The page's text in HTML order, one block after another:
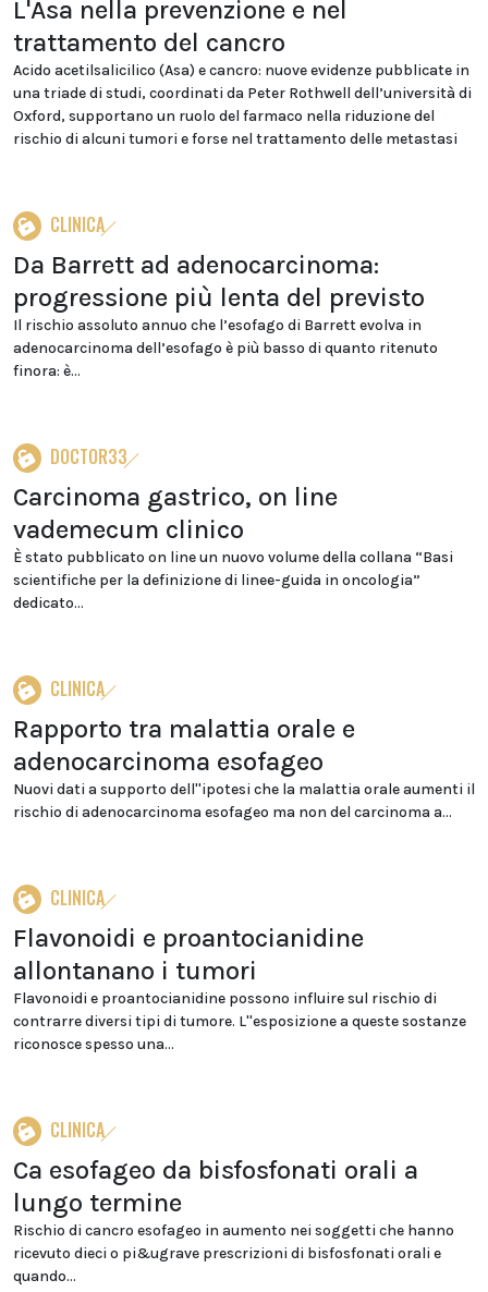
L'Asa nella prevenzione e nel
trattamento del cancro
Acido acetilsalicilico (Asa) e cancro: nuove evidenze pubblicate in
una triade di studi, coordinati da Peter Rothwell dell’università di
Oxford, supportano un ruolo del farmaco nella riduzione del
rischio di alcuni tumori e forse nel trattamento delle metastasi
CLINICA
Da Barrett ad adenocarcinoma:
progressione più lenta del previsto
Il rischio assoluto annuo che l’esofago di Barrett evolva in
adenocarcinoma dell’esofago è più basso di quanto ritenuto
finora: è...
DOCTOR33
Carcinoma gastrico, on line
vademecum clinico
È stato pubblicato on line un nuovo volume della collana “Basi
scientifiche per la definizione di linee-guida in oncologia”
dedicato...
CLINICA
Rapporto tra malattia orale e
adenocarcinoma esofageo
Nuovi dati a supporto dell''ipotesi che la malattia orale aumenti il
rischio di adenocarcinoma esofageo ma non del carcinoma a...
CLINICA
Flavonoidi e proantocianidine
allontanano i tumori
Flavonoidi e proantocianidine possono influire sul rischio di
contrarre diversi tipi di tumore. L''esposizione a queste sostanze
riconosce spesso una...
CLINICA
Ca esofageo da bisfosfonati orali a
lungo termine
Rischio di cancro esofageo in aumento nei soggetti che hanno
ricevuto dieci o pi&ugrave prescrizioni di bisfosfonati orali e
quando...